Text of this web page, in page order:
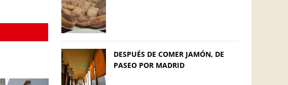
DESPUÉS DE COMER JAMÓN, DE
PASEO POR MADRID